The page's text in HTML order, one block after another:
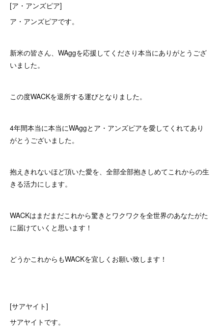
[ア・アンズピア]
ア・アンズピアです。
新米の皆さん、WAggを応援してくださり本当にありがとうござ
いました。
この度WACKを退所する運びとなりました。
4年間本当に本当にWAggとア・アンズピアを愛してくれてあり
がとうございました。
抱えきれないほど頂いた愛を、全部全部抱きしめてこれからの生
きる活力にします。
WACKはまだまだこれから驚きとワクワクを全世界のあなたがた
に届けていくと思います！
どうかこれからもWACKを宜しくお願い致します！
[サアヤイト]
サアヤイトです。